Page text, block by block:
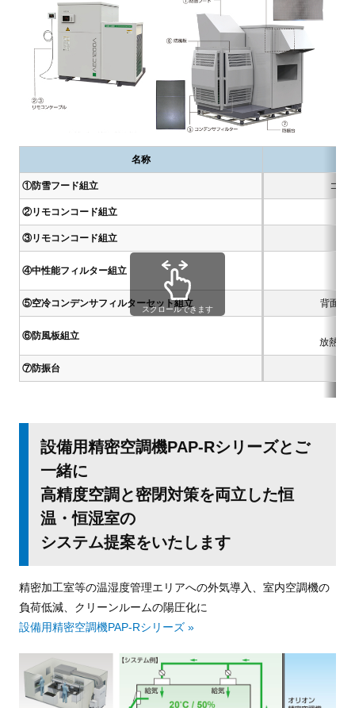
名称
①防雪フード組立 コン
②リモコンコード組立
③リモコンコード組立
④中性能フィルター組立
⑤空冷コンデンサフィルターセット組立 背面用
⑥防風板組立
放熱空
⑦防振台
スクロールできます
設備用精密空調機PAP-Rシリーズとご
一緒に
高精度空調と密閉対策を両立した恒
温・恒湿室の
システム提案をいたします
精密加工室等の温湿度管理エリアへの外気導入、室内空調機の
負荷低減、クリーンルームの陽圧化に
設備用精密空調機PAP-Rシリーズ »